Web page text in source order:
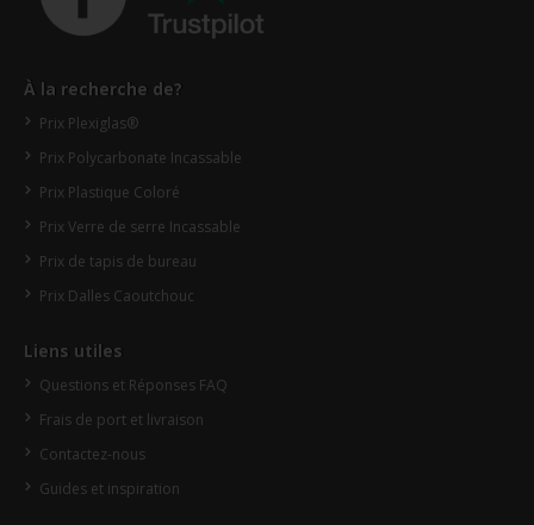
À la recherche de?
Prix Plexiglas®
Prix Polycarbonate Incassable
Prix Plastique Coloré
Prix Verre de serre Incassable
Prix de tapis de bureau
Prix Dalles Caoutchouc
Liens utiles
Questions et Réponses FAQ
Frais de port et livraison
Contactez-nous
Guides et inspiration